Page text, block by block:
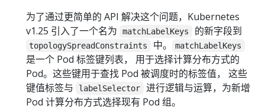
为了通过更简单的 API 解决这个问题，Kubernetes
v1.25 引入了一个名为
matchLabelKeys 的新字段到
topologySpreadConstraints 中。 matchLabelKeys
是一个 Pod 标签键列表， 用于选择计算分布方式的
Pod。这些键用于查找 Pod 被调度时的标签值， 这些
键值标签与
labelSelector
进行逻辑与运算，为新增
Pod 计算分布方式选择现有 Pod 组。